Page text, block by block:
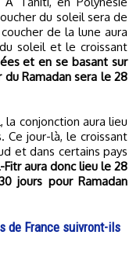
du soleil sera de
de la lune aura
soleil et le croissant
et en se basant sur
Ramadan sera le 28
conjonction aura lieu
Ce jour-là, le croissant
et dans certains pays
Fitr aura donc lieu le 28
jours pour Ramadan
de France suivront-ils